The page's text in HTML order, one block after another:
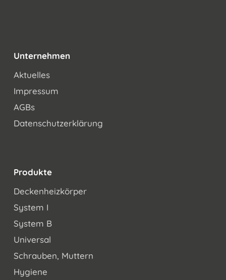
Unternehmen
Aktuelles
Impressum
AGBs
Datenschutzerklärung
Produkte
Deckenheizkörper
System I
System B
Universal
Schrauben, Muttern
Hygiene